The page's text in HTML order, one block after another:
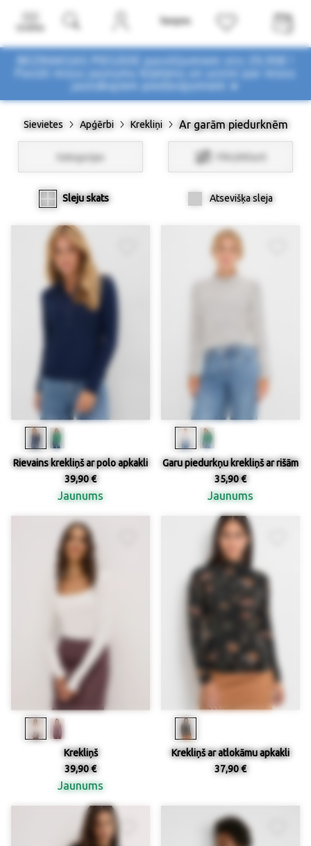
BEZMAKSAS PIEGĀDE pasūtījumiem virs 29,90€ !
Pasūti mūsu jaunumu biļetenu un uzzini par mūsu
Sievietes Apģērbi Krekliņi Ar garām piedurknēm
Kategorijas Filtri/Atlasīt
Sleju skats Atsevišķa sleja
Rievains krekliņš ar polo apkakli
39,90 €
Jaunums
Garu piedurkņu krekliņš ar rišām
35,90 €
Jaunums
Krekliņš
39,90 €
Jaunums
Krekliņš ar atlokāmu apkakli
37,90 €